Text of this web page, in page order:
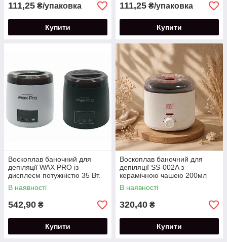
111,25 ₴/упаковка
Купити
111,25 ₴/упаковка
Купити
Воскоплав баночний для
депіляції WAX PRO із
дисплеєм потужністю 35 Вт.
В наявності
542,90 ₴
Купити
Воскоплав баночний для
депіляції SS-002A з
керамічною чашею 200мл
потужністю 100 Вт
В наявності
320,40 ₴
Купити